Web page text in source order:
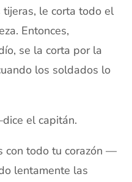
tijeras, le corta todo el
Entonces,
se la corta por la
los soldados lo
el capitán.
con todo tu corazón —
lentamente las